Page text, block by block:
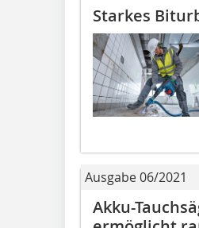
Starkes
Ausgabe 06/2021
Akku-